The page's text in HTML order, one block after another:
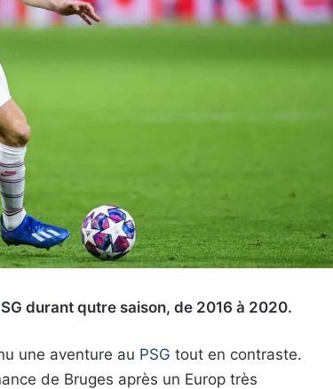
durant qutre saison, de 2016 à 2020.
une aventure au PSG tout en contraste.
de Bruges après un Europ très